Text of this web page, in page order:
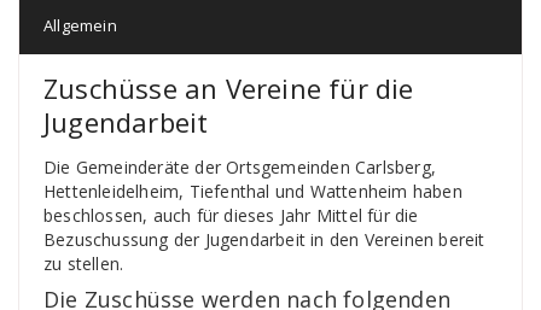
Allgemein
Zuschüsse an Vereine für die
Jugendarbeit
Die Gemeinderäte der Ortsgemeinden Carlsberg,
Hettenleidelheim, Tiefenthal und Wattenheim haben
beschlossen, auch für dieses Jahr Mittel für die
Bezuschussung der Jugendarbeit in den Vereinen bereit
zu stellen.
Die Zuschüsse werden nach folgenden